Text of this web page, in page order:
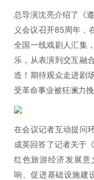
总导演沈亮介绍了《
义会议召开85周年，
全国一线戏剧人汇集
乐，从表演到交互融
造！期待观众走进剧
受革命事业被狂澜力
在会议记者互动提问
成英回答了记者关于
红色旅游经济发展意
响、促进基础设施建